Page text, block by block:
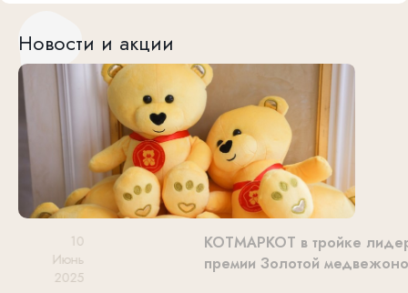
Новости и акции
Июнь
2025
КОТМАРКОТ в тройке лидеров в
премии Золотой медвежонок